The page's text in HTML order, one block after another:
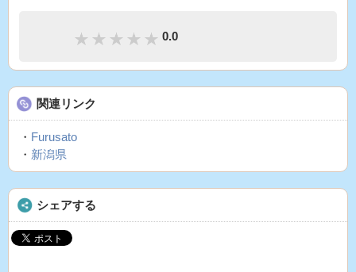
0.0
関連リンク
・ Furusato
・ 新潟県
シェアする